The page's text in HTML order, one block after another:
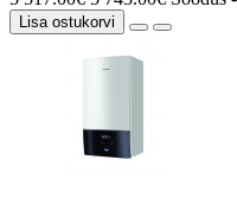
Lisa ostukorvi